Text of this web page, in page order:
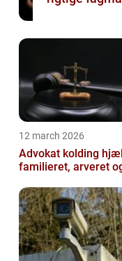
12 march 2026
Advokat kolding hjælp til
familieret, arveret